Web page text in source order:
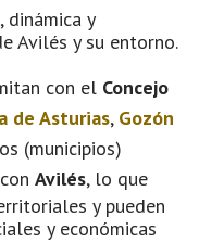
dinámica y
Avilés y su entorno.
con el Concejo
de Asturias, Gozón
(municipios)
Avilés, lo que
y pueden
y económicas